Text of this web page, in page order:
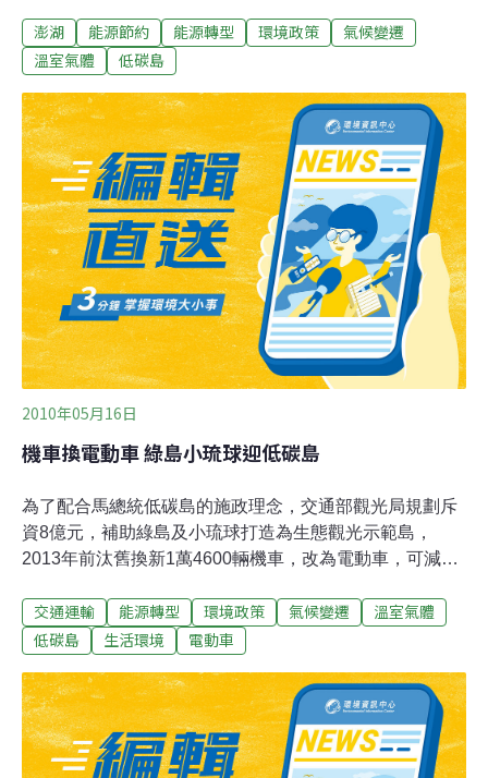
入1百億元，建置125MW風力發電廠。政府低碳島政策分
散在環保署、經濟部及交通部等三部會，尚未有任何一項
建會打回票。澎湖與金門政府決定自己來，希望以綠色藍
圖招攬更多商機。目前澎湖總計有11座風場，均由縣府開
發為主，澎湖縣政府表示，每座風場會成立1家子公司，
由地主、鄉民與縣民持股，希望全民共享並用心經營，而
母公司澎能則是會持股這11家子公司。澎湖縣政府說，澎
能成立後，未來會逐步布建風力發電廠，但為了避免要經
過環評階段，每個風場裝置容量會在20MW以下，規劃總
裝置容量為125MW，並要求需在民109年前建置完成，推
估投入經費約100億元。
澎湖 能源節約 能源轉型 環境政策
氣候變遷
溫室氣體
低碳島
2010年05月16日
機車換電動車 綠島小琉球迎低碳島
為了配合馬總統低碳島的施政理念，交通部觀光局規劃斥
資8億元，補助綠島及小琉球打造為生態觀光示範島，
2013年前汰舊換新1萬4600輛機車，改為電動車，可減少
動車還有爬坡力及電池續航力不足等問題待克服。經建會
在年初召開低碳城市會議，指示交通部負責「綠島、小琉
動策略。推動使用低碳交通工具是「綠島、小琉球生態觀
光島」計畫的重點之一，包括補貼汰換獎勵機制、輔導居
民及業者使用節能交通工具、設置公共充電設施及交通服
務系統、推動環島公車改置節能電動車等低速電動車輛行
交通運輸 能源轉型 環境政策 氣候變遷
溫室氣體
低碳島
生活環境 電動車